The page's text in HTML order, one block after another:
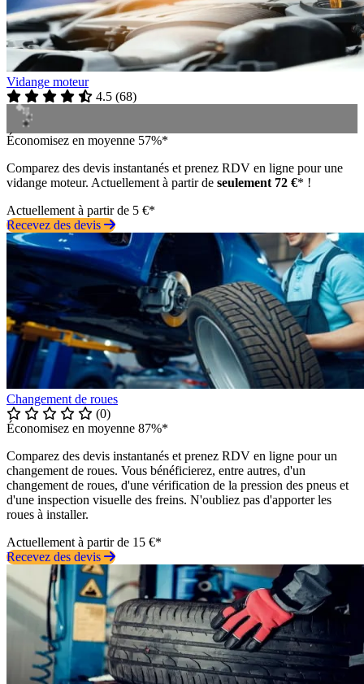
Vidange moteur
4.5 (68)
Économisez en moyenne 57%*
Comparez des devis instantanés et prenez RDV en ligne pour une
vidange moteur. Actuellement à partir de seulement 72 €* !
Actuellement à partir de 5 €*
Recevez des devis
Changement de roues
(0)
Économisez en moyenne 87%*
Comparez des devis instantanés et prenez RDV en ligne pour un
changement de roues. Vous bénéficierez, entre autres, d'un
changement de roues, d'une vérification de la pression des pneus et
d'une inspection visuelle des freins. N'oubliez pas d'apporter les
roues à installer.
Actuellement à partir de 15 €*
Recevez des devis